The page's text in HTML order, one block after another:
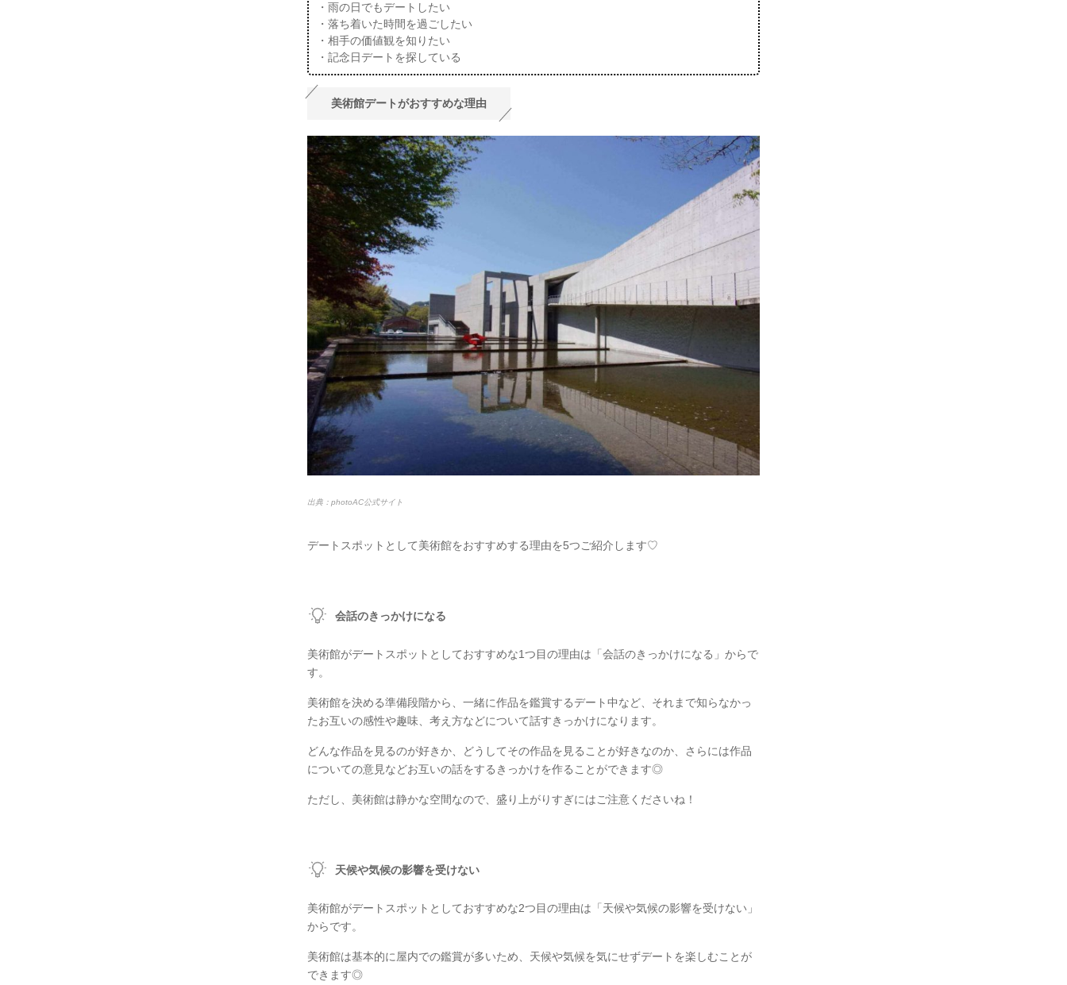
・雨の日でもデートしたい
・落ち着いた時間を過ごしたい
・相手の価値観を知りたい
・記念日デートを探している
美術館デートがおすすめな理由
出典：photoAC公式サイト
デートスポットとして美術館をおすすめする理由を5つご紹介します♡
会話のきっかけになる
美術館がデートスポットとしておすすめな1つ目の理由は「会話のきっかけになる」からで
す。
美術館を決める準備段階から、一緒に作品を鑑賞するデート中など、それまで知らなかっ
たお互いの感性や趣味、考え方などについて話すきっかけになります。
どんな作品を見るのが好きか、どうしてその作品を見ることが好きなのか、さらには作品
についての意見などお互いの話をするきっかけを作ることができます◎
ただし、美術館は静かな空間なので、盛り上がりすぎにはご注意くださいね！
天候や気候の影響を受けない
美術館がデートスポットとしておすすめな2つ目の理由は「天候や気候の影響を受けない」
からです。
美術館は基本的に屋内での鑑賞が多いため、天候や気候を気にせずデートを楽しむことが
できます◎